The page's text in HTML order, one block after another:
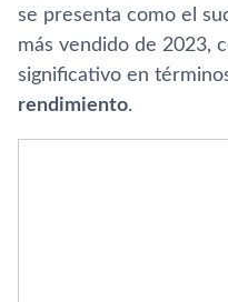
se presenta como el
más vendido de 2023,
significativo en
rendimiento.